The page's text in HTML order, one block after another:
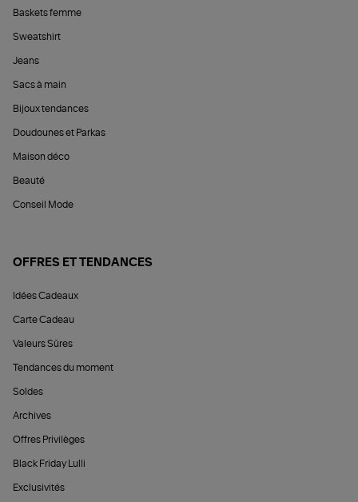
Baskets femme
Sweatshirt
Jeans
Sacs à main
Bijoux tendances
Doudounes et Parkas
Maison déco
Beauté
Conseil Mode
OFFRES ET TENDANCES
Idées Cadeaux
Carte Cadeau
Valeurs Sûres
Tendances du moment
Soldes
Archives
Offres Privilèges
Black Friday Lulli
Exclusivités